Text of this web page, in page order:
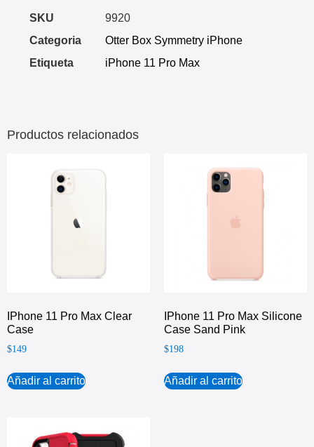
SKU
9920
Categoria
Otter Box Symmetry iPhone
Etiqueta
iPhone 11 Pro Max
Productos relacionados
IPhone 11 Pro Max Clear
Case
$149
Añadir al carrito
IPhone 11 Pro Max Silicone
Case Sand Pink
$198
Añadir al carrito